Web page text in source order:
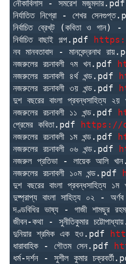
নৌকাবিলাস - সমরেশ মজুমদার.pdf
নির্যাতিত নিগ্রো - শেখর
নির্বাচিত ব্রেখ্‌ট (কবিতা
নির্বাচিত বাছাই গল্প.pdf
নব মানবতাবাদ - মানবেন্দ্রনাথ
নজরুলের রচনাবলী ৭ম খন.pdf
নজরুলের রচনাবলী ৪র্থ খন্ড.pdf
নজরুলের রচনাবলী ৩য় খন্ড.pdf
দুশ বছরের বাংলা প্রবন্ধসাহিত্য
নজরুলের রচনাবলী ১১ খন্ড.pdf
প্রেমের কবিতা.pdf
https://
নজরুলের রচনাবলী ১ম খন্ড.pdf
নজরুলের রচনাবলী ০৬ খন্ড.pdf
নজরুল প্রতিভা - লায়েক আলি
নজরুলের রচনাবলী ১০ম খন্ড.pdf
দুশ বছরের বাংলা প্রবন্ধসাহিত্য
দুষ্প্রাপ্য বাংলা সাহিত্য ০২ -
দণ্ডবিধির ভাষ্য - গাজী শামছুর
জীবন-কথা - সুনীতিকুমার
দুনিয়ার শ্রমিক এক হও.pdf
ধারাবাহিক - গৌতম সেন.pdf
ধর্ম-দর্শন - সুশীল কুমার